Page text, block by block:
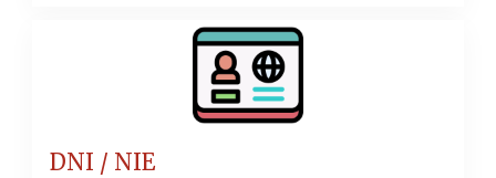
DNI / NIE